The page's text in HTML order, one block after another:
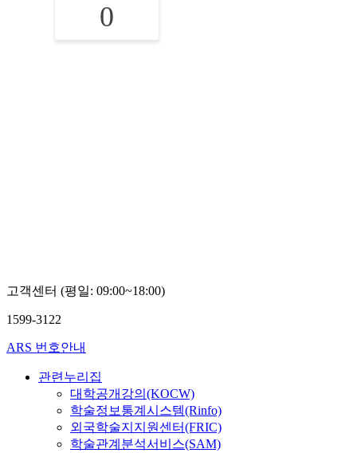
0
고객센터 (평일: 09:00~18:00)
1599-3122
ARS 번호안내
관련누리집
대학공개강의(KOCW)
학술정보통계시스템(Rinfo)
외국학술지지원센터(FRIC)
학술관계분석서비스(SAM)